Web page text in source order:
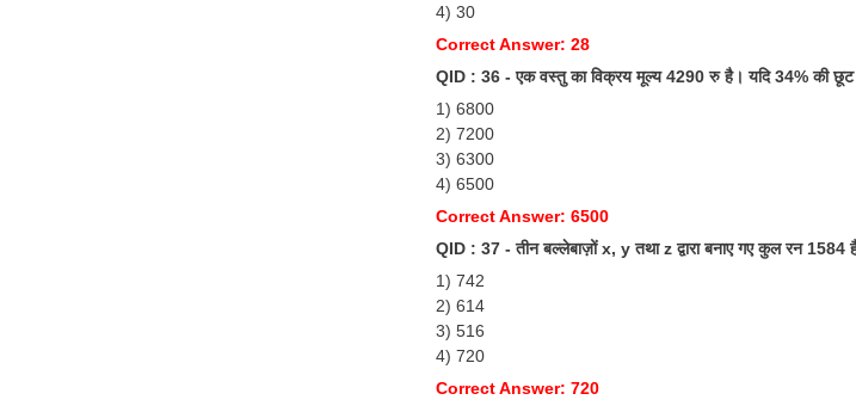
4) 30
Correct Answer: 28
QID : 36 - एक वस्तु का विक्रय मूल्य 4290 रु है। यदि 34% की छूट
1) 6800
2) 7200
3) 6300
4) 6500
Correct Answer: 6500
QID : 37 - तीन बल्लेबाज़ों x, y तथा z द्वारा बनाए गए कुल रन 1584
1) 742
2) 614
3) 516
4) 720
Correct Answer: 720